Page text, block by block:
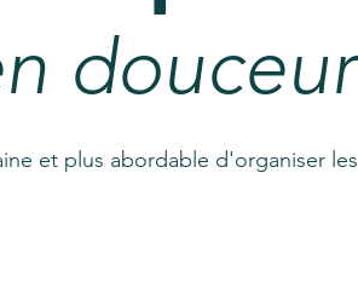
Consultez notre FAQ
douceur
et plus abordable d'organiser les